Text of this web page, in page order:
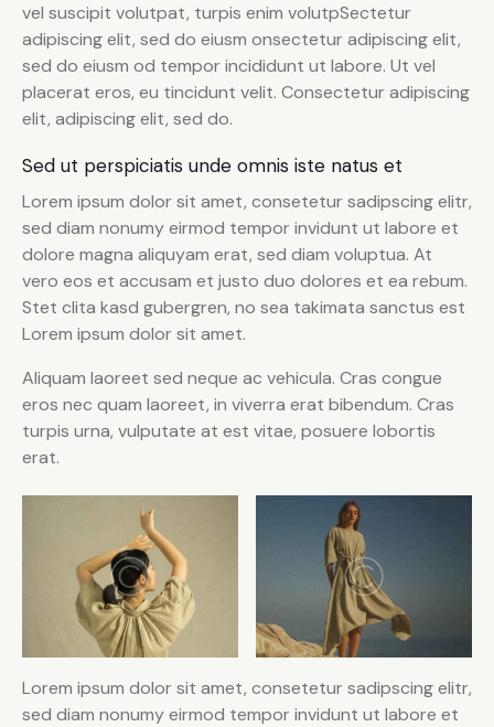
vel suscipit volutpat, turpis enim volutpSectetur
adipiscing elit, sed do eiusm onsectetur adipiscing elit,
sed do eiusm od tempor incididunt ut labore. Ut vel
placerat eros, eu tincidunt velit. Consectetur adipiscing
elit, adipiscing elit, sed do.
Sed ut perspiciatis unde omnis iste natus et
Lorem ipsum dolor sit amet, consetetur sadipscing elitr,
sed diam nonumy eirmod tempor invidunt ut labore et
dolore magna aliquyam erat, sed diam voluptua. At
vero eos et accusam et justo duo dolores et ea rebum.
Stet clita kasd gubergren, no sea takimata sanctus est
Lorem ipsum dolor sit amet.
Aliquam laoreet sed neque ac vehicula. Cras congue
eros nec quam laoreet, in viverra erat bibendum. Cras
turpis urna, vulputate at est vitae, posuere lobortis
erat.
Lorem ipsum dolor sit amet, consetetur sadipscing elitr,
sed diam nonumy eirmod tempor invidunt ut labore et